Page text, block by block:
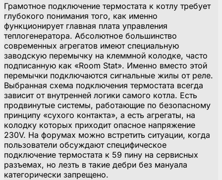
Грамотное подключение термостата к котлу требует
глубокого понимания того, как именно
функционирует главная плата управления
теплогенератора. Абсолютное большинство
современных агрегатов имеют специальную
заводскую перемычку на клеммной колодке, часто
подписанную как «Room Stat». Именно вместо этой
перемычки подключаются сигнальные жилы от реле.
Выбранная схема подключения термостата всегда
зависит от внутренней логики самого котла. Есть
продвинутые системы, работающие по безопасному
принципу «сухого контакта», а есть агрегаты, на
колодку которых приходит опасное напряжение
230V. На форумах можно встретить ситуации, когда
пользователи обсуждают специфическое
подключение термостата к 59 пину на сервисных
разъемах, но лезть в такие дебри без мануала
категорически запрещено.